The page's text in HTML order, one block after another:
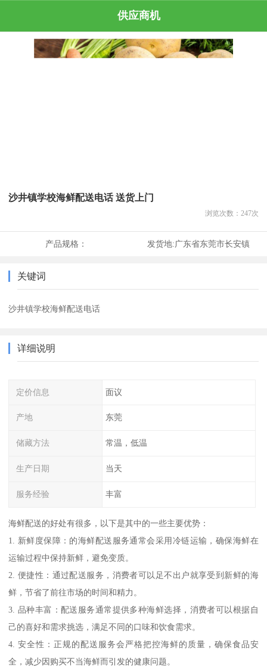
供应商机
沙井镇学校海鲜配送电话 送货上门
浏览次数： 247次
产品规格： 发货地:广东省东莞市长安镇
关键词
沙井镇学校海鲜配送电话
详细说明
定价信息 面议
产地 东莞
储藏方法 常温，低温
生产日期 当天
服务经验 丰富
海鲜配送的好处有很多，以下是其中的一些主要优势：
1. 新鲜度保障：的海鲜配送服务通常会采用冷链运输，确保海鲜在
运输过程中保持新鲜，避免变质。
2. 便捷性：通过配送服务，消费者可以足不出户就享受到新鲜的海
鲜，节省了前往市场的时间和精力。
3. 品种丰富：配送服务通常提供多种海鲜选择，消费者可以根据自
己的喜好和需求挑选，满足不同的口味和饮食需求。
4. 安全性：正规的配送服务会严格把控海鲜的质量，确保食品安
全，减少因购买不当海鲜而引发的健康问题。